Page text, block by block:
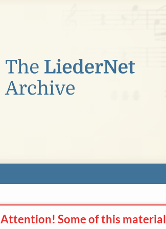
Attention! Some of this material